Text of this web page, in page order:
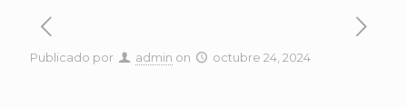
Publicado por admin on octubre 24, 2024